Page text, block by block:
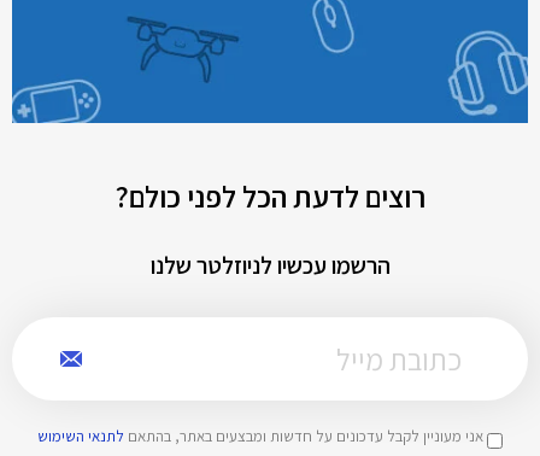
רוצים לדעת הכל לפני כולם?
הרשמו עכשיו לניוזלטר שלנו
אני מעוניין לקבל עדכונים על חדשות ומבצעים באתר, בהתאם לתנאי השימוש